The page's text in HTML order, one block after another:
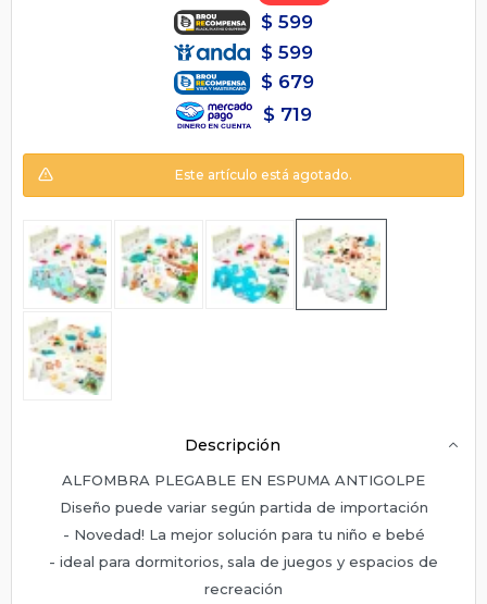
$ 599
$ 599
$ 679
$ 719
Este artículo está agotado.
Descripción
ALFOMBRA PLEGABLE EN ESPUMA ANTIGOLPE
Diseño puede variar según partida de importación
- Novedad! La mejor solución para tu niño e bebé
- ideal para dormitorios, sala de juegos y espacios de
recreación